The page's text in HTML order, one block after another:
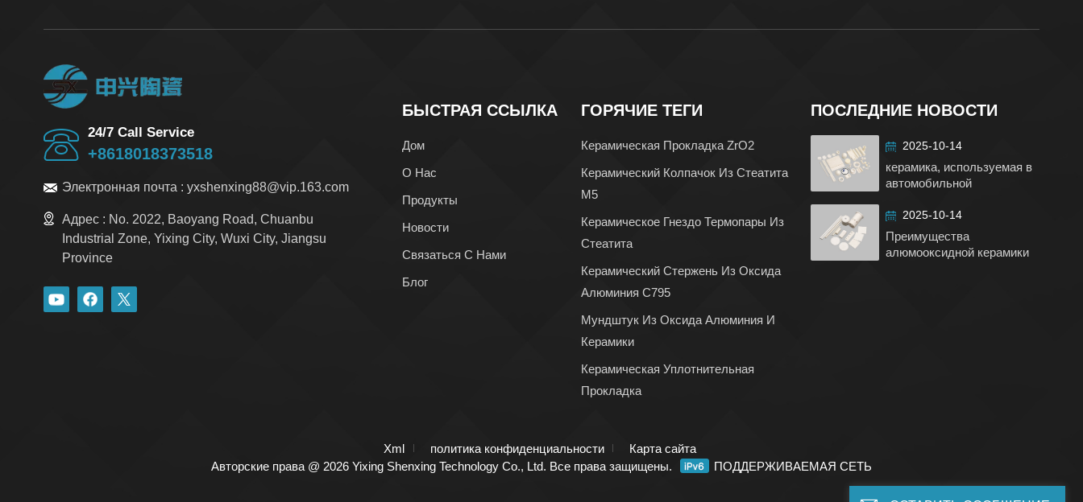
24/7 Call Service
+8618018373518
Электронная почта :yxshenxing88@vip.163.com
Адрес : No. 2022, Baoyang Road, Chuanbu
Industrial Zone, Yixing City, Wuxi City, Jiangsu
Province
БЫСТРАЯ ССЫЛКА
Дом
О Нас
Продукты
Новости
Связаться С Нами
Блог
ГОРЯЧИЕ ТЕГИ
Керамическая Прокладка ZrO2
Керамический Колпачок Из Стеатита
М5
Керамическое Гнездо Термопары Из
Стеатита
Керамический Стержень Из Оксида
Алюминия C795
Мундштук Из Оксида Алюминия И
Керамики
Керамическая Уплотнительная
Прокладка
ПОСЛЕДНИЕ НОВОСТИ
2025-10-14
керамика, используемая в
автомобильной
2025-10-14
Преимущества
алюмооксидной керамики
Xml политика конфиденциальности
Карта сайта
Авторские права @ 2026 Yixing Shenxing Technology Co., Ltd. Все права защищены.
ПОДДЕРЖИВАЕМАЯ СЕТЬ